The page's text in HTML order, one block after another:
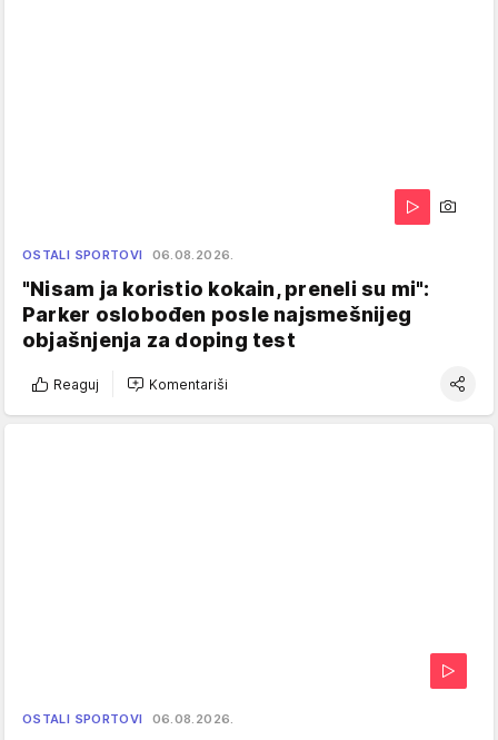
OSTALI SPORTOVI 06.08.2026.
"Nisam ja koristio kokain, preneli su mi":
Parker oslobođen posle najsmešnijeg
objašnjenja za doping test
Reaguj Komentariši
OSTALI SPORTOVI 06.08.2026.